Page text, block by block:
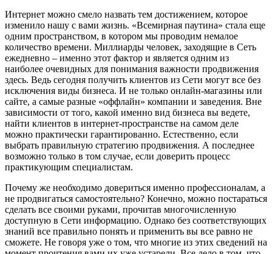
Интернет можно смело назвать тем достижением, которое
изменило нашу с вами жизнь. «Всемирная паутина» стала еще
одним пространством, в котором мы проводим немалое
количество времени. Миллиарды человек, заходящие в Сеть
ежедневно – именно этот фактор и является одним из
наиболее очевидных для понимания важности продвижения
здесь. Ведь сегодня получить клиентов из Сети могут все без
исключения виды бизнеса. И не только онлайн-магазины или
сайте, а самые разные «оффлайн» компании и заведения. Вне
зависимости от того, какой именно вид бизнеса вы ведете,
найти клиентов в интернет-пространстве на самом деле
можно практически гарантированно. Естественно, если
выбрать правильную стратегию продвижения. А последнее
возможно только в том случае, если доверить процесс
практикующим специалистам.
Почему же необходимо довериться именно профессионалам, а
не продвигаться самостоятельно? Конечно, можно постараться
сделать все своими руками, прочитав многочисленную
доступную в Сети информацию. Однако без соответствующих
знаний все правильно понять и применить вы все равно не
сможете. Не говоря уже о том, что многие из этих сведений на